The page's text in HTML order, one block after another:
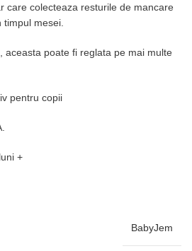
care colecteaza resturile de mancare
timpul mesei.
aceasta poate fi reglata pe mai multe
pentru copii
+
BabyJem